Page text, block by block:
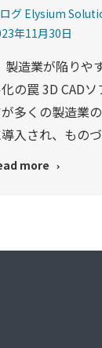
グ Elysium
年11月30日
製造業が陥りや
の罠 3D CADソ
多くの製造業
導入され、もの
more